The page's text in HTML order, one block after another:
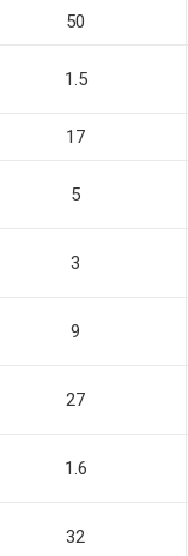
50
1.5
17
5
3
9
27
1.6
32